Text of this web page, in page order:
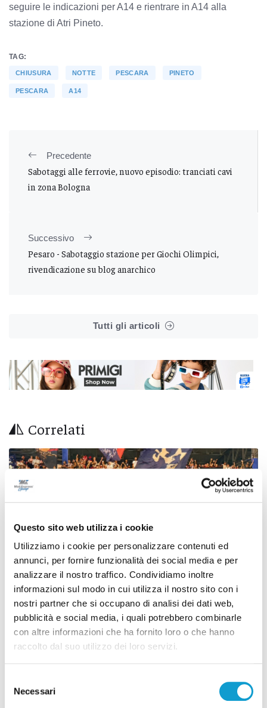
Questo sito web utilizza i cookie
Utilizziamo i cookie per personalizzare contenuti ed
annunci, per fornire funzionalità dei social media e per
analizzare il nostro traffico. Condividiamo inoltre
informazioni sul modo in cui utilizza il nostro sito con i
nostri partner che si occupano di analisi dei dati web,
pubblicità e social media, i quali potrebbero combinarle
con altre informazioni che ha fornito loro o che hanno
raccolto dal suo utilizzo dei loro servizi.
delNecessari
seguire le indicazioni per A14 e rientrare in A14 alla
stazione di Atri Pineto.
TAG:
CHIUSURA NOTTE PESCARA PINETO
PESCARA A14
Precedente
Sabotaggi alle ferrovie, nuovo episodio: tranciati cavi
in zona Bologna
Successivo
Pesaro - Sabotaggio stazione per Giochi Olimpici,
rivendicazione su blog anarchico
Tutti gli articoli
Correlati
Coppa Italia Serie C - Biglietti ancora bloccati
per il derby tra Pescara e Samb: decide il